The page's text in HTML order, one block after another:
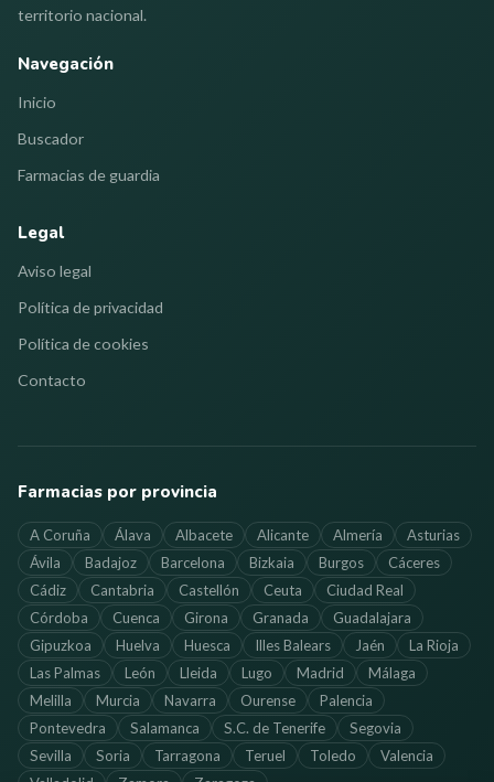
territorio nacional.
Navegación
Inicio
Buscador
Farmacias de guardia
Legal
Aviso legal
Política de privacidad
Política de cookies
Contacto
Farmacias por provincia
A Coruña Álava Albacete Alicante Almería
Asturias
Ávila
Badajoz Barcelona Bizkaia Burgos
Cáceres
Cádiz
Cantabria Castellón Ceuta
Ciudad Real
Córdoba
Cuenca Girona Granada
Guadalajara
Gipuzkoa
Huelva Huesca Illes Balears Jaén
La Rioja
Las Palmas
León Lleida Lugo Madrid
Málaga
Melilla
Murcia Navarra Ourense
Palencia
Pontevedra
Salamanca S.C. de Tenerife
Segovia
Sevilla
Soria Tarragona Teruel Toledo
Valencia